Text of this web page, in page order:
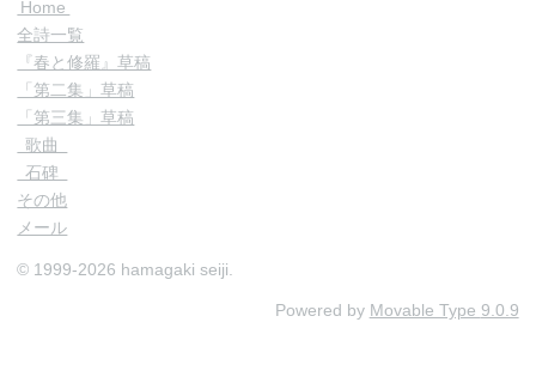
Home
全詩一覧
『春と修羅』草稿
「第二集」草稿
「第三集」草稿
歌曲
石碑
その他
メール
© 1999-2026 hamagaki seiji.
Powered by Movable Type 9.0.9